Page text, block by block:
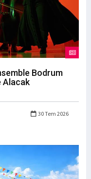
Bodrum
Alacak
30 Tem 2026